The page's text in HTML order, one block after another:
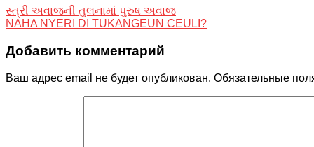
સ્ત્રી અવાજની તુલનામાં પુરુષ અવાજ
NAHA NYERI DI TUKANGEUN CEULI?
Добавить комментарий
Ваш адрес email не будет опубликован. Обязательные